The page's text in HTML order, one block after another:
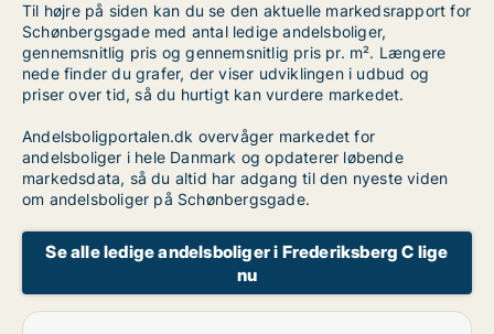
Til højre på siden kan du se den aktuelle markedsrapport for
Schønbergsgade med antal ledige andelsboliger,
gennemsnitlig pris og gennemsnitlig pris pr. m². Længere
nede finder du grafer, der viser udviklingen i udbud og
priser over tid, så du hurtigt kan vurdere markedet.
Andelsboligportalen.dk overvåger markedet for
andelsboliger i hele Danmark og opdaterer løbende
markedsdata, så du altid har adgang til den nyeste viden
om andelsboliger på Schønbergsgade.
Se alle ledige andelsboliger i Frederiksberg C lige
nu